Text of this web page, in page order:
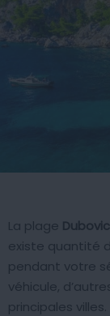
La plage
existe quantité
pendant votre
véhicule,
principales